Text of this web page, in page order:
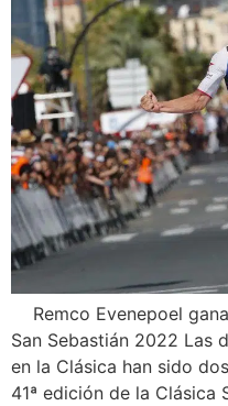
Remco Evenepoel
San Sebastián 2022 Las
en la Clásica han sido
41ª edición de la Clásica